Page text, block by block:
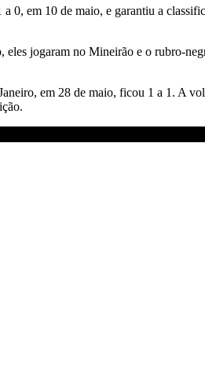
0, em 10 de maio, e garantiu a
eles jogaram no Mineirão e o rubro-
em 28 de maio, ficou 1 a 1. A